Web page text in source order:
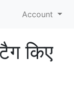
Account
किए